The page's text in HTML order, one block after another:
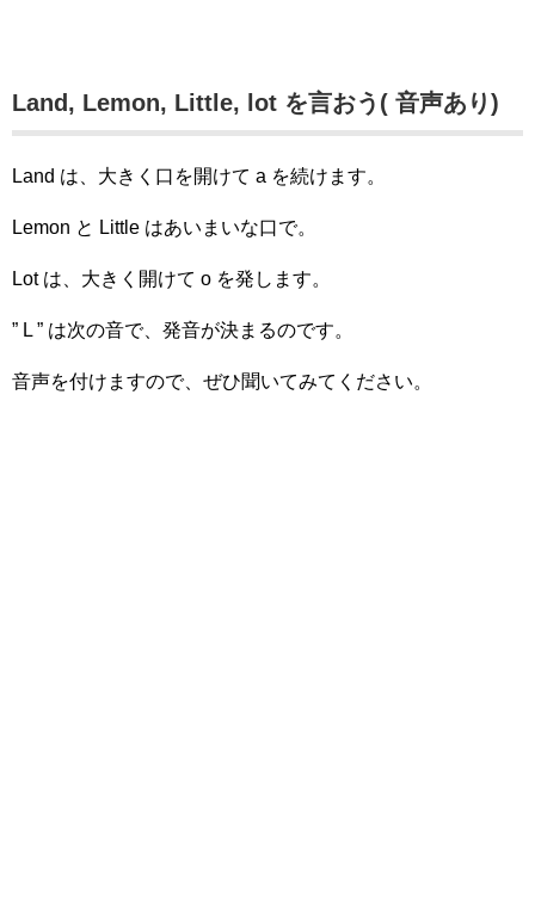
Land, Lemon, Little, lot を言おう( 音声あり)
Land は、大きく口を開けて a を続けます。
Lemon と Little はあいまいな口で。
Lot は、大きく開けて o を発します。
” L ” は次の音で、発音が決まるのです。
音声を付けますので、ぜひ聞いてみてください。